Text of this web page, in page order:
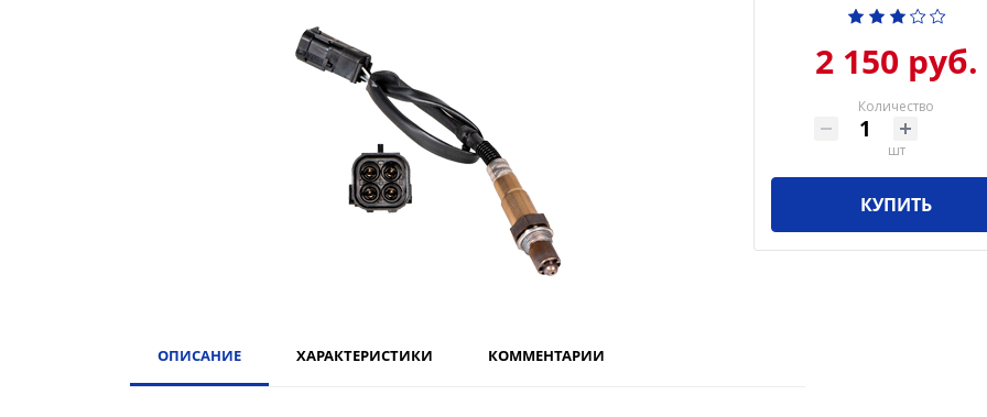
2 150 руб.
Количество
шт
КУПИТЬ
ОПИСАНИЕ ХАРАКТЕРИСТИКИ КОММЕНТАРИИ